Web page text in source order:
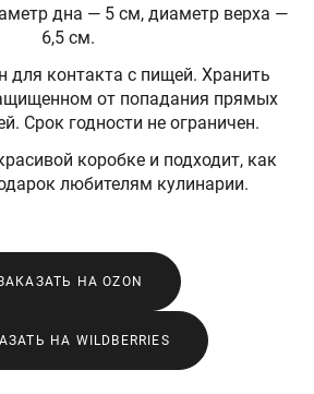
дна — 5 см, диаметр верха —
6,5 см.
для контакта с пищей. Хранить
от попадания прямых
Срок годности не ограничен.
коробке и подходит, как
любителям кулинарии.
НА OZON
НА WILDBERRIES